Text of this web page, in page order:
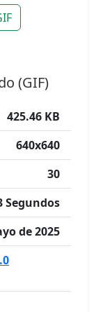
(GIF)
425.46 KB
640x640
30
Segundos
de 2025